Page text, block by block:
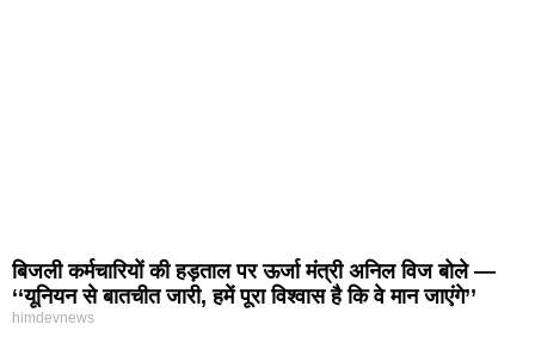
बिजली कर्मचारियों की हड़ताल पर ऊर्जा मंत्री अनिल विज बोले —
‘‘यूनियन से बातचीत जारी, हमें पूरा विश्वास है कि वे मान जाएंगे’’
himdevnews